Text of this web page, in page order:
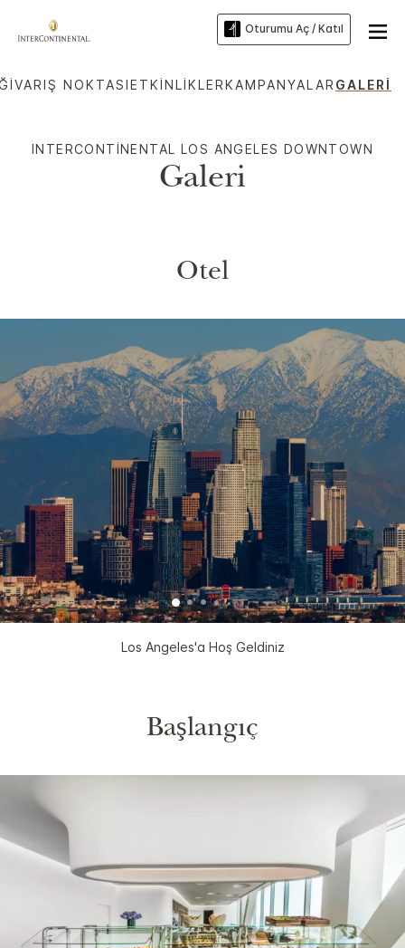
Oturumu Aç / Katıl
VARIŞ NOKTASIETKINLIKLERKAMPANYALAR GALERI
INTERCONTINENTAL LOS ANGELES DOWNTOWN
Galeri
Otel
Los Angeles'a Hoş Geldiniz
Başlangıç